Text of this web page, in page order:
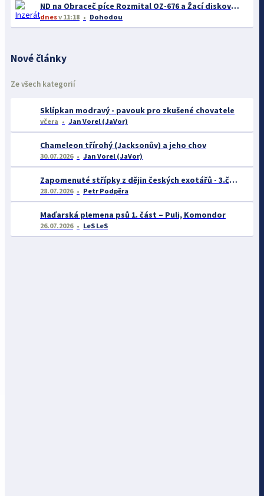
ND na Obraceč píce Rozmital OZ-676 a Žací diskový stroj SD-300C
dnesv 11:18 Dohodou
Nové články
Ze všech kategorií
Sklípkan modravý - pavouk pro zkušené chovatele
včera Jan Vorel (JaVor)
Chameleon třírohý (Jacksonův) a jeho chov
30.07.2026 Jan Vorel (JaVor)
Zapomenuté střípky z dějin českých exotářů - 3.část
28.07.2026 Petr Podpěra
Maďarská plemena psů 1. část – Puli, Komondor
26.07.2026 LeS LeS